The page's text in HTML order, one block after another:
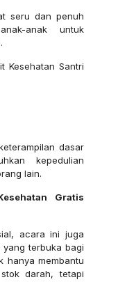
seru dan penuh
anak untuk
Kesehatan Santri
dasar
kepedulian
lain.
Gratis
acara ini juga
terbuka bagi
hanya membantu
darah, tetapi